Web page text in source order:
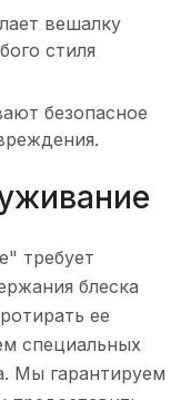
вешалку
стиля
безопасное
требует
блеска
ее
специальных
Мы гарантируем